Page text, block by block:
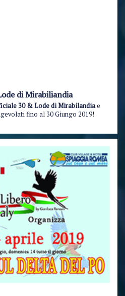
di Mirabiliandia
30 & Lode di Mirabilandiae
fino al 30 Giungo 2019!